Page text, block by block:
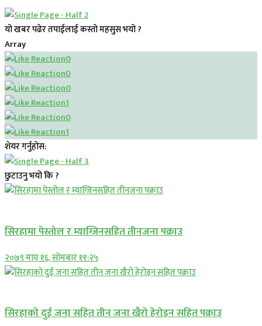
यो खबर पढेर तपाईलाई कस्तो महसुस भयो ?
Array
0
0
0
1
0
1
शेयर गर्नुहोस:
छुटाउनु भयो कि ?
सिरहामा पेस्तोल र म्याग्जिनसहित तीनजना पक्राउ
२०७९ माघ १६, सोमबार ११:२५
सिरहाकाे दुई जना सहित तीन जना खैरो हेरोइन सहित पक्राउ